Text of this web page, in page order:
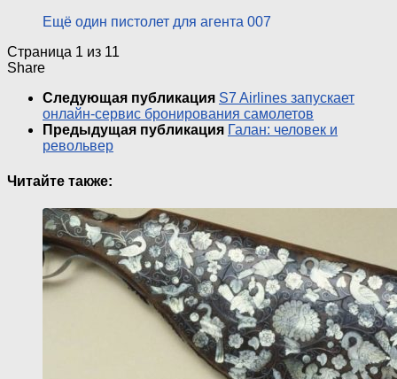
Ещё один пистолет для агента 007
Страница 1 из 11
Share
Следующая публикация S7 Airlines запускает
онлайн-сервис бронирования самолетов
Предыдущая публикация Галан: человек и
револьвер
Читайте также: